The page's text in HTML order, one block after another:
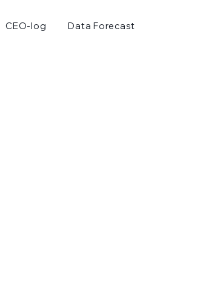
CEO-log Data Forecast